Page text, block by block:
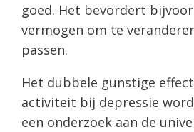
goed. Het bevordert
vermogen om te
passen.
Het dubbele gunstige
activiteit bij depressie
een onderzoek aan de